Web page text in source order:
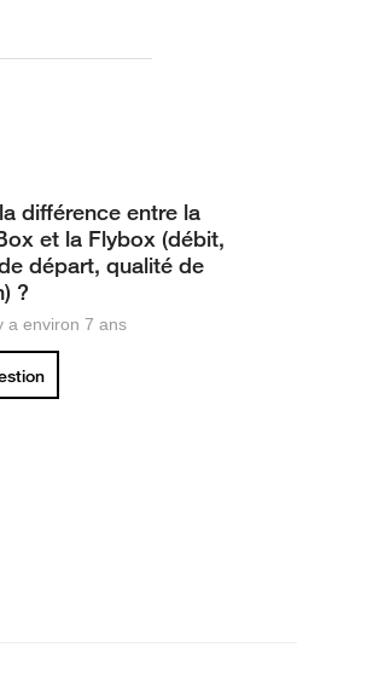
différence entre la
et la Flybox (débit,
départ, qualité de
?
a environ 7 ans